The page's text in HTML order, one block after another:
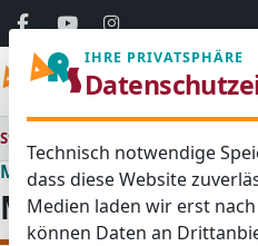
Startseite
Medienraum
Medienraum
IHRE PRIVATSPHÄRE
Technisch notwendige
dass diese Website
Medien laden wir erst
können Daten an